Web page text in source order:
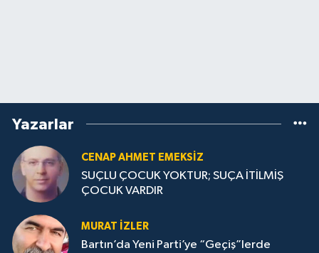
Yazarlar
CENAP AHMET EMEKSİZ
SUÇLU ÇOCUK YOKTUR; SUÇA İTİLMİŞ
ÇOCUK VARDIR
MURAT İZLER
Bartın’da Yeni Parti’ye “Geçiş”lerde